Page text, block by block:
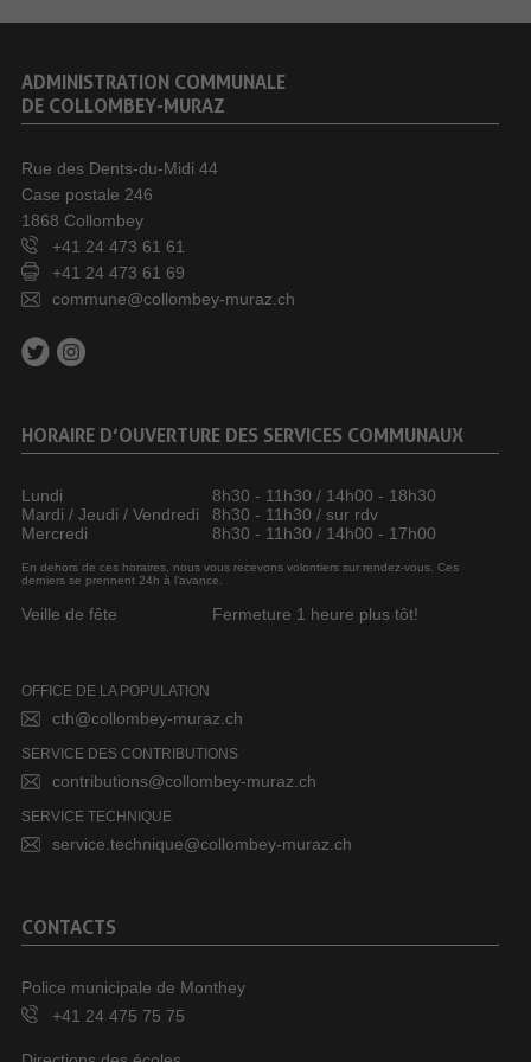
ADMINISTRATION COMMUNALE
DE COLLOMBEY-MURAZ
Rue des Dents-du-Midi 44
Case postale 246
1868 Collombey
+41 24 473 61 61
+41 24 473 61 69
commune@collombey-muraz.ch
HORAIRE D’OUVERTURE DES SERVICES COMMUNAUX
Lundi
8h30 - 11h30 / 14h00 - 18h30
Mardi / Jeudi / Vendredi
8h30 - 11h30 / sur rdv
Mercredi
8h30 - 11h30 / 14h00 - 17h00
En dehors de ces horaires, nous vous recevons volontiers sur rendez-vous. Ces
derniers se prennent 24h à l’avance.
Veille de fête Fermeture 1 heure plus tôt!
OFFICE DE LA POPULATION
cth@collombey-muraz.ch
SERVICE DES CONTRIBUTIONS
contributions@collombey-muraz.ch
SERVICE TECHNIQUE
service.technique@collombey-muraz.ch
CONTACTS
Police municipale de Monthey
+41 24 475 75 75